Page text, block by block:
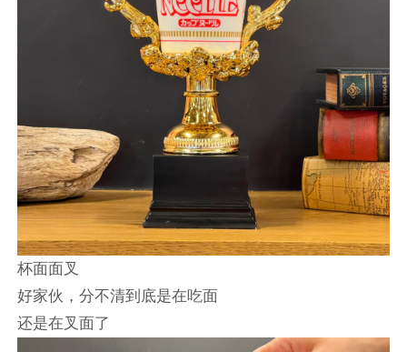
杯面面叉
好家伙，分不清到底是在吃面
还是在叉面了